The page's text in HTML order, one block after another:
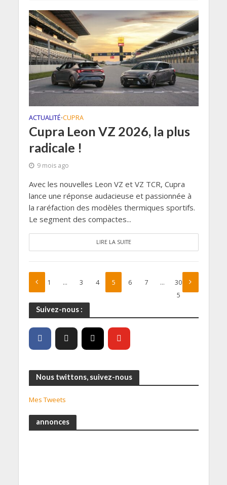
ACTUALITÉ•CUPRA
Cupra Leon VZ 2026, la plus
radicale !
9 mois ago
Avec les nouvelles Leon VZ et VZ TCR, Cupra
lance une réponse audacieuse et passionnée à
la raréfaction des modèles thermiques sportifs.
Le segment des compactes...
LIRE LA SUITE
1 … 3 4 5 6 7 …
30
5
Suivez-nous :
Nous twittons, suivez-nous
Mes Tweets
annonces